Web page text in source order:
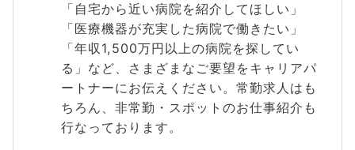
「自宅から近い病院を紹介してほしい」
「医療機器が充実した病院で働きたい」
「年収1,500万円以上の病院を探してい
る」など、さまざまなご要望をキャリアパ
ートナーにお伝えください。常勤求人はも
ちろん、非常勤・スポットのお仕事紹介も
行なっております。